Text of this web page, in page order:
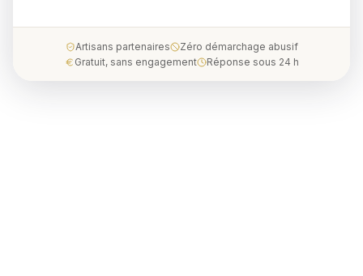
Artisans partenaires
Zéro démarchage abusif
Gratuit, sans engagement
Réponse sous 24 h